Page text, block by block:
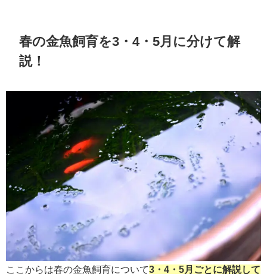
春の金魚飼育を3・4・5月に分けて解
説！
ここからは春の金魚飼育について3・4・5月ごとに解説して